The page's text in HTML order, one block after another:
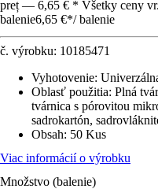
preț — 6,65 € * Všetky ceny
balenie6,65 €*/ balenie
č. výrobku: 10185471
Vyhotovenie:
Oblasť použitia: Plná
tvárnica s pórovitou
sadrokartón,
Obsah: 50 Kus
Viac informácií o výrobku
Množstvo (balenie)